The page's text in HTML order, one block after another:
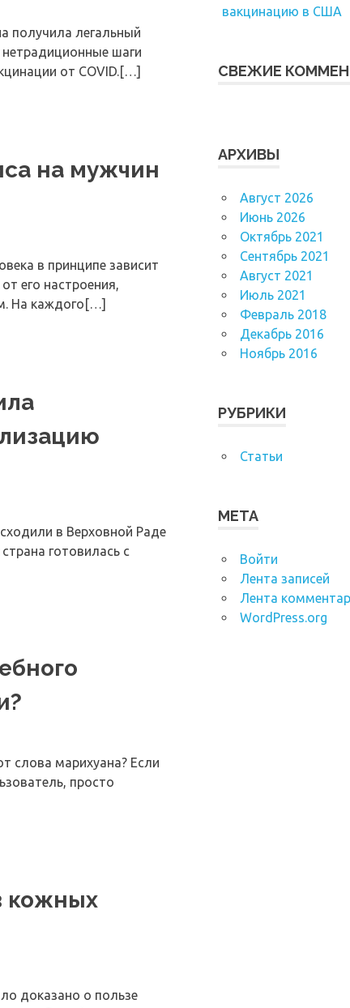
получила легальный
шаги
от COVID.[…]
на мужчин
в принципе зависит
его настроения,
На каждого[…]
в Верховной Раде
готовилась с
слова марихуана? Если
просто
кожных
доказано о пользе
вакцинацию в США
СВЕЖИЕ
АРХИВЫ
Август 2026
Июнь 2026
Октябрь 2021
Сентябрь 2021
Август 2021
Июль 2021
Февраль 2018
Декабрь 2016
Ноябрь 2016
РУБРИКИ
Статьи
МЕТА
Войти
Лента записей
Лента
WordPress.org